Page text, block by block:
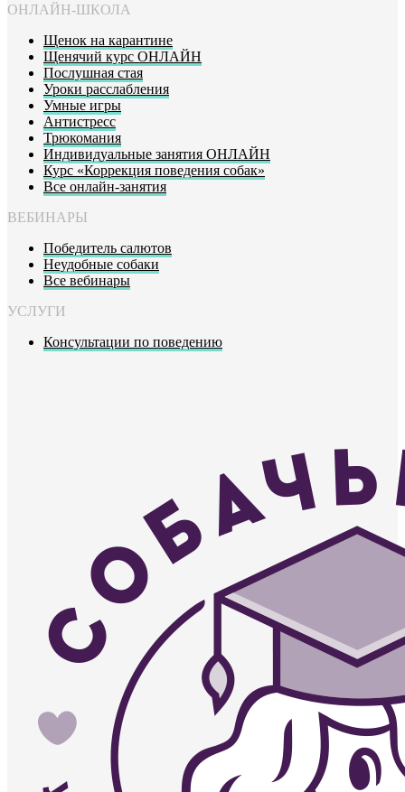
ОНЛАЙН-ШКОЛА
Щенок на карантине
Щенячий курс ОНЛАЙН
Послушная стая
Уроки расслабления
Умные игры
Антистресс
Трюкомания
Индивидуальные занятия ОНЛАЙН
Курс «Коррекция поведения собак»
Все онлайн-занятия
ВЕБИНАРЫ
Победитель салютов
Неудобные собаки
Все вебинары
УСЛУГИ
Консультации по поведению